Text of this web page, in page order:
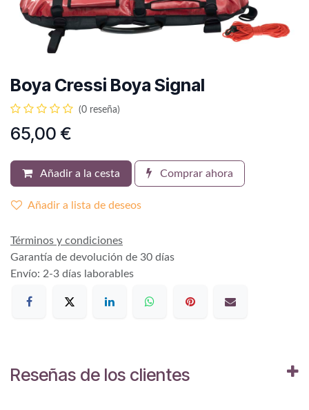
Boya Cressi Boya Signal
(0 reseña)
65,00 €
Añadir a la cesta Comprar ahora
Añadir a lista de deseos
Términos y condiciones
Garantía de devolución de 30 días
Envío: 2-3 días laborables
Reseñas de los clientes